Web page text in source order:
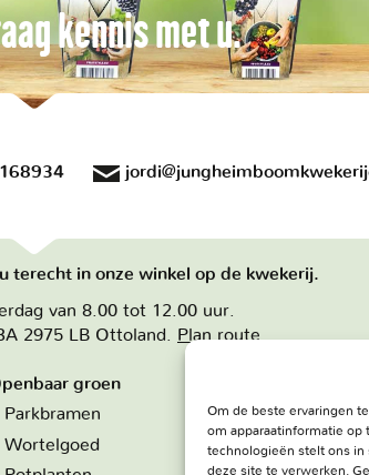
Om de beste ervaringen
om apparaatinformatie op
technologieën stelt ons in
deze site te verwerken.
kennis met u.
terecht in onze winkel op de kwekerij.
van 8.00 tot 12.00 uur.
2975 LB Ottoland. Plan route
groen
Parkbramen
Wortelgoed
Hoe we werken
De kwekerij